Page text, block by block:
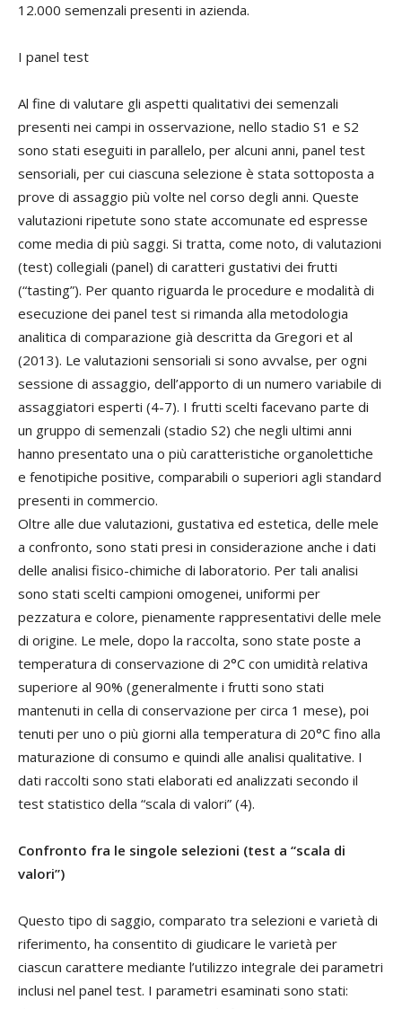
12.000 semenzali presenti in azienda.
I panel test
Al fine di valutare gli aspetti qualitativi dei semenzali
presenti nei campi in osservazione, nello stadio S1 e S2
sono stati eseguiti in parallelo, per alcuni anni, panel test
sensoriali, per cui ciascuna selezione è stata sottoposta a
prove di assaggio più volte nel corso degli anni. Queste
valutazioni ripetute sono state accomunate ed espresse
come media di più saggi. Si tratta, come noto, di valutazioni
(test) collegiali (panel) di caratteri gustativi dei frutti
(“tasting”). Per quanto riguarda le procedure e modalità di
esecuzione dei panel test si rimanda alla metodologia
analitica di comparazione già descritta da Gregori et al
(2013). Le valutazioni sensoriali si sono avvalse, per ogni
sessione di assaggio, dell’apporto di un numero variabile di
assaggiatori esperti (4-7). I frutti scelti facevano parte di
un gruppo di semenzali (stadio S2) che negli ultimi anni
hanno presentato una o più caratteristiche organolettiche
e fenotipiche positive, comparabili o superiori agli standard
presenti in commercio.
Oltre alle due valutazioni, gustativa ed estetica, delle mele
a confronto, sono stati presi in considerazione anche i dati
delle analisi fisico-chimiche di laboratorio. Per tali analisi
sono stati scelti campioni omogenei, uniformi per
pezzatura e colore, pienamente rappresentativi delle mele
di origine. Le mele, dopo la raccolta, sono state poste a
temperatura di conservazione di 2°C con umidità relativa
superiore al 90% (generalmente i frutti sono stati
mantenuti in cella di conservazione per circa 1 mese), poi
tenuti per uno o più giorni alla temperatura di 20°C fino alla
maturazione di consumo e quindi alle analisi qualitative. I
dati raccolti sono stati elaborati ed analizzati secondo il
test statistico della “scala di valori” (4).
Confronto fra le singole selezioni (test a “scala di
valori”)
Questo tipo di saggio, comparato tra selezioni e varietà di
riferimento, ha consentito di giudicare le varietà per
ciascun carattere mediante l’utilizzo integrale dei parametri
inclusi nel panel test. I parametri esaminati sono stati: